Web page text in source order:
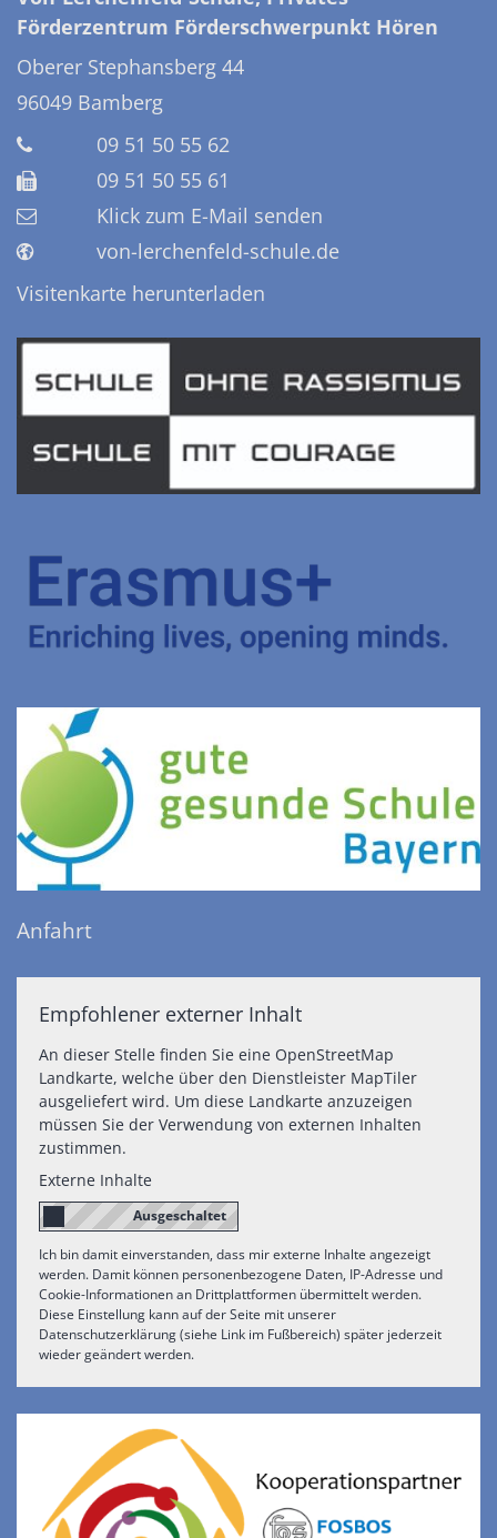
Förderzentrum Förderschwerpunkt Hören
Oberer Stephansberg 44
96049 Bamberg
09 51 50 55 62
09 51 50 55 61
Klick zum E-Mail senden
von-lerchenfeld-schule.de
Visitenkarte herunterladen
Anfahrt
Empfohlener externer Inhalt
An dieser Stelle finden Sie eine OpenStreetMap
Landkarte, welche über den Dienstleister MapTiler
ausgeliefert wird. Um diese Landkarte anzuzeigen
müssen Sie der Verwendung von externen Inhalten
zustimmen.
Externe Inhalte
Ich bin damit einverstanden, dass mir externe Inhalte angezeigt
werden. Damit können personenbezogene Daten, IP-Adresse und
Cookie-Informationen an Drittplattformen übermittelt werden.
Diese Einstellung kann auf der Seite mit unserer
Datenschutzerklärung (siehe Link im Fußbereich) später jederzeit
wieder geändert werden.